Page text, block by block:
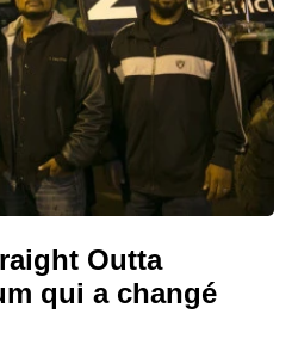
Outta
qui a changé